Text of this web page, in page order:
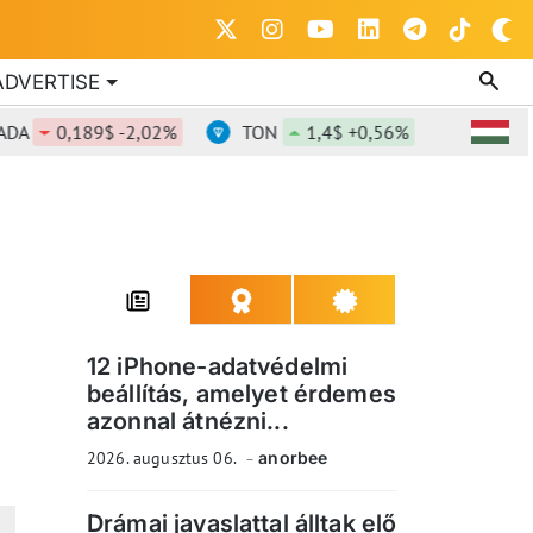
0,189$ -2,02% TON 1,4$ +0,56%
12 iPhone-adatvédelmi
beállítás, amelyet érdemes
azonnal átnézni...
2026. augusztus 06. anorbee
Drámai javaslattal álltak elő